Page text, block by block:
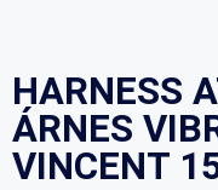
HARNESS
ÁRNES
VINCENT